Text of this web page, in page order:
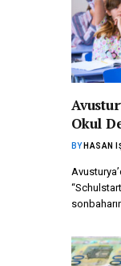
Okul
BY HASAN